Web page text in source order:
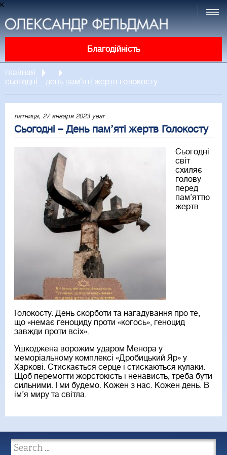
к
Благодійність
главная
сьогодні – день пам’яті жертв голокосту
пятница, 27 января 2023 year
Сьогодні – День пам’яті жертв Голокосту
Сьогодні
світ
схиляє
голову
перед
пам’яттю
жертв
Голокосту. День скорботи та нагадування про те,
що «немає геноциду проти «когось», геноцид
завжди проти всіх».
Ушкоджена ворожим ударом Менора у
меморіальному комплексі «Дробицький Яр» у
Харкові. Стискається серце і стискаються кулаки.
Щоб перемогти жорстокість і ненависть, треба бути
сильними. І ми будемо. Кожен з нас. Кожен день. В
ім’я миру та світла.